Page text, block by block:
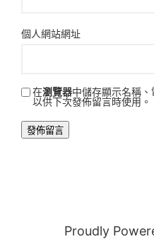
個人網站網址
在瀏覽器中儲存顯示名稱、
以供下次發佈留言時使用。
Proudly